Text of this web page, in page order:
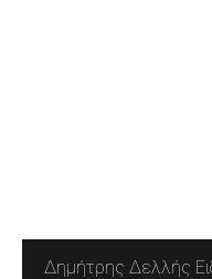
Δημήτρης Δελλής